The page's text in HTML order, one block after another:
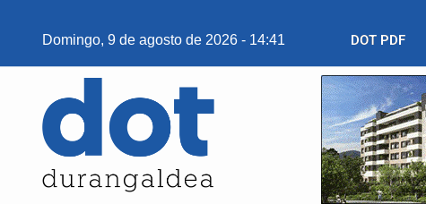
Domingo, 9 de agosto de 2026 - 14:41 DOT PDF